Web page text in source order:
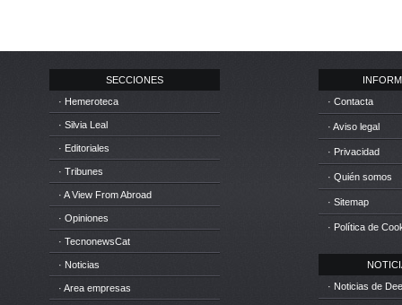
SECCIONES
· Hemeroteca
· Silvia Leal
· Editoriales
· Tribunes
· A View From Abroad
· Opiniones
· TecnonewsCat
· Noticias
· Area empresas
· Contacta
· Aviso legal
· Privacidad
· Quién somos
· Sitemap
· Política de
· Noticias de